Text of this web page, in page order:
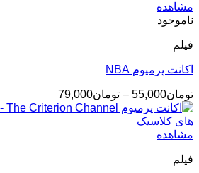
مشاهده
ناموجود
فیلم
اکانت پرمیوم NBA
تومان55,000
– تومان79,000محدوده
قیمت:
مشاهده
فیلم